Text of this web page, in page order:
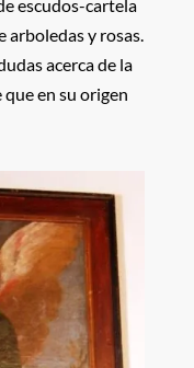
escudos-cartela
arboledas y rosas.
acerca de la
en su origen